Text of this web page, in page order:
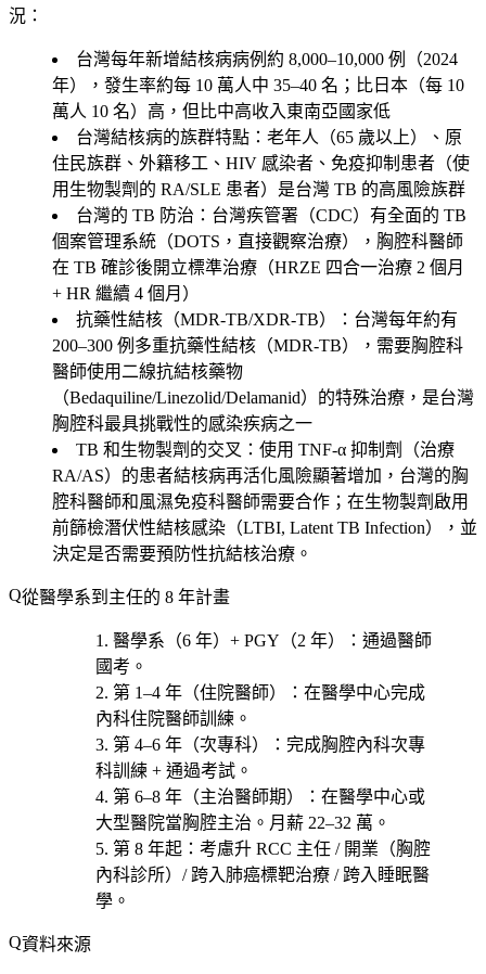
況：
台灣每年新增結核病病例約 8,000–10,000 例（2024
年），發生率約每 10 萬人中 35–40 名；比日本（每 10
萬人 10 名）高，但比中高收入東南亞國家低
台灣結核病的族群特點：老年人（65 歲以上）、原
住民族群、外籍移工、HIV 感染者、免疫抑制患者（使
用生物製劑的 RA/SLE 患者）是台灣 TB 的高風險族群
台灣的 TB 防治：台灣疾管署（CDC）有全面的 TB
個案管理系統（DOTS，直接觀察治療），胸腔科醫師
在 TB 確診後開立標準治療（HRZE 四合一治療 2 個月
+ HR 繼續 4 個月）
抗藥性結核（MDR-TB/XDR-TB）：台灣每年約有
200–300 例多重抗藥性結核（MDR-TB），需要胸腔科
醫師使用二線抗結核藥物
（Bedaquiline/Linezolid/Delamanid）的特殊治療，是台灣
胸腔科最具挑戰性的感染疾病之一
TB 和生物製劑的交叉：使用 TNF-α 抑制劑（治療
RA/AS）的患者結核病再活化風險顯著增加，台灣的胸
腔科醫師和風濕免疫科醫師需要合作；在生物製劑啟用
前篩檢潛伏性結核感染（LTBI, Latent TB Infection），並
決定是否需要預防性抗結核治療。
從醫學系到主任的 8 年計畫
醫學系（6 年）+ PGY（2 年）
：通過醫師
國考。
第 1–4 年（住院醫師）
：在醫學中心完成
內科住院醫師訓練。
第 4–6 年（次專科）
：完成胸腔內科次專
科訓練 + 通過考試。
第 6–8 年（主治醫師期）
：在醫學中心或
大型醫院當胸腔主治。月薪 22–32 萬。
第 8 年起 ：考慮升 RCC 主任 / 開業（胸腔
內科診所）/ 跨入肺癌標靶治療 / 跨入睡眠醫
學 。
資料來源